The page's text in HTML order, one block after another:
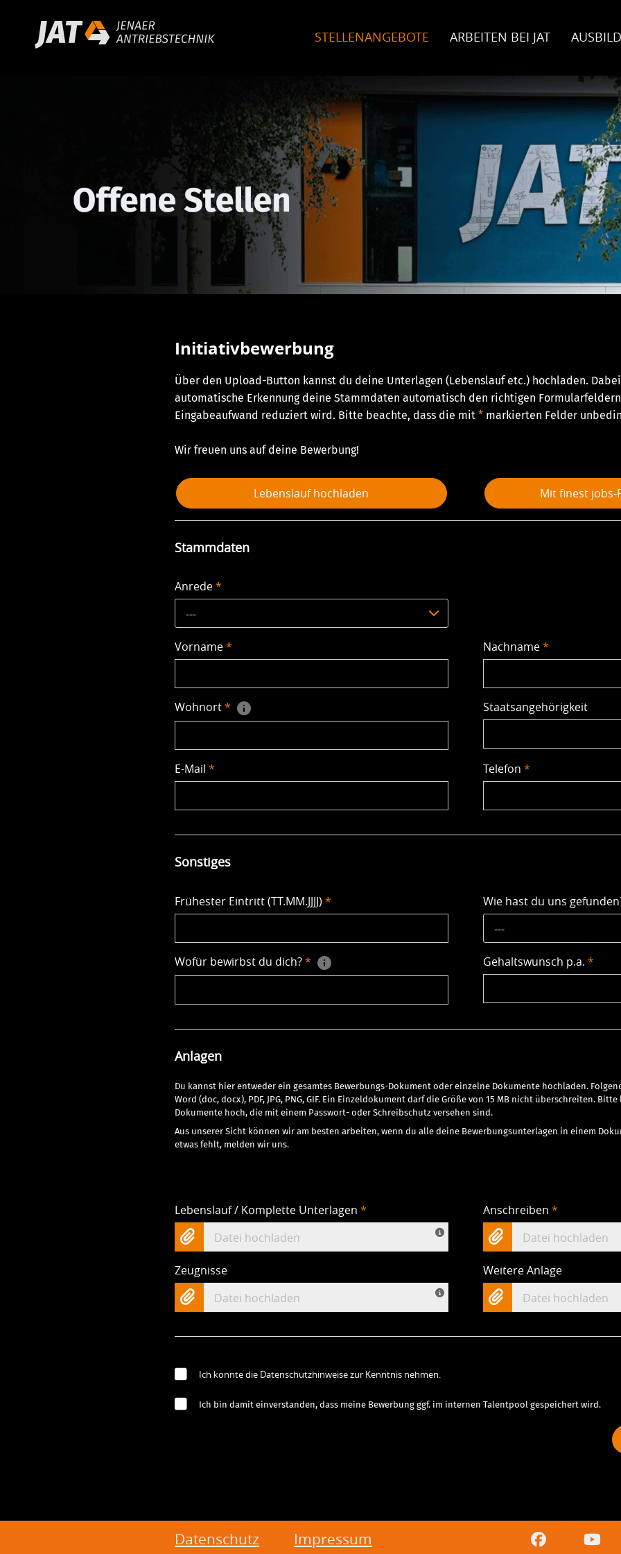
STELLENANGEBOTE ARBEITEN BEI JAT
Initiativbewerbung
Über den Upload-Button kannst du deine Unterlagen (Lebenslauf etc.) hochladen.
automatische Erkennung deine Stammdaten automatisch den richtigen
Eingabeaufwand reduziert wird. Bitte beachte, dass die mit * markierten Felder
Wir freuen uns auf deine Bewerbung!
Lebenslauf hochladen Mit finest
Stammdaten
Anrede*
---
Vorname* Nachname*
Wohnort* Staatsangehörigkeit
E-Mail * Telefon*
Sonstiges
Frühester Eintritt (TT.MM.JJJJ) *
Wie hast du uns
---
Wofür bewirbst du dich?* Gehaltswunsch p.a.*
Anlagen
Du kannst hier entweder ein gesamtes Bewerbungs-Dokument oder einzelne Dokumente hochladen.
Word (doc, docx), PDF, JPG, PNG, GIF. Ein Einzeldokument darf die Größe von 15 MB nicht überschreiten.
Dokumente hoch, die mit einem Passwort- oder Schreibschutz versehen sind.
Aus unserer Sicht können wir am besten arbeiten, wenn du alle deine Bewerbungsunterlagen in einem
etwas fehlt, melden wir uns.
Lebenslauf / Komplette Unterlagen *
Datei hochladen
Anschreiben*
Datei hochladen
Zeugnisse
Datei hochladen
Weitere Anlage
Datei hochladen
Ich konnte die Datenschutzhinweise zur Kenntnis nehmen.
Ich bin damit einverstanden, dass meine Bewerbung ggf. im internen Talentpool gespeichert wird.
Datenschutz Impressum